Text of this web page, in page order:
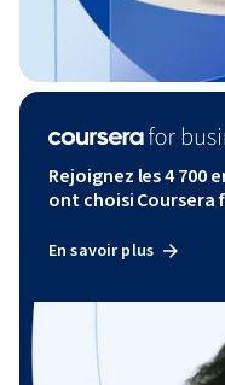
Rejoignez les 4
ont choisi Coursera
En savoir plus